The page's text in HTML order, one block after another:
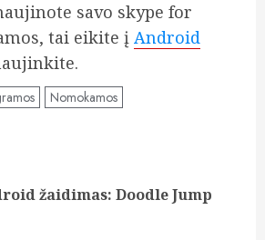
savo skype for
tai eikite į Android
Nomokamos
žaidimas: Doodle Jump